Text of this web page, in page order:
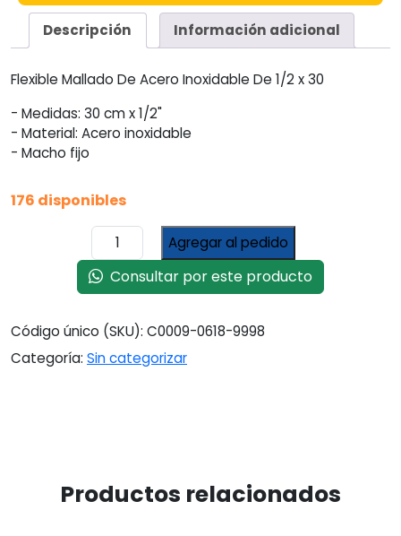
Descripción Información adicional
Flexible Mallado De Acero Inoxidable De 1/2 x 30
- Medidas: 30 cm x 1/2"
- Material: Acero inoxidable
- Macho fijo
176 disponibles
Flexible
Mallado
De
Acero
De
1/2
Agregar al pedido
Consultar por este producto
Código único (SKU): C0009-0618-9998
Categoría: Sin categorizar
Productos relacionados